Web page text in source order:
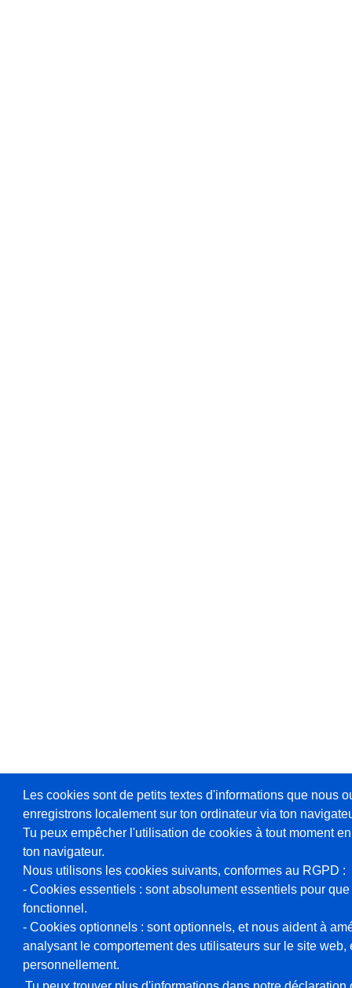
Les cookies sont de petits textes d'informations que nous
enregistrons localement sur ton ordinateur via ton
Tu peux empêcher l'utilisation de cookies à tout moment
ton navigateur.
Nous utilisons les cookies suivants, conformes au RGPD :
- Cookies essentiels : sont absolument essentiels pour
fonctionnel.
- Cookies optionnels : sont optionnels, et nous aident à
analysant le comportement des utilisateurs sur le site web,
personnellement.